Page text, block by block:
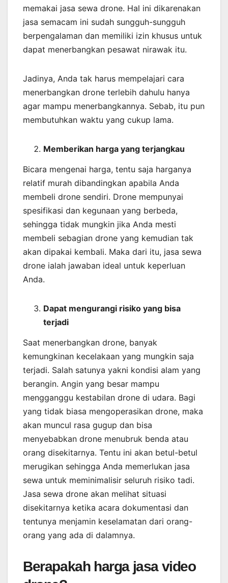
memakai jasa sewa drone. Hal ini dikarenakan
jasa semacam ini sudah sungguh-sungguh
berpengalaman dan memiliki izin khusus untuk
dapat menerbangkan pesawat nirawak itu.
Jadinya, Anda tak harus mempelajari cara
menerbangkan drone terlebih dahulu hanya
agar mampu menerbangkannya. Sebab, itu pun
membutuhkan waktu yang cukup lama.
Memberikan harga yang terjangkau
Bicara mengenai harga, tentu saja harganya
relatif murah dibandingkan apabila Anda
membeli drone sendiri. Drone mempunyai
spesifikasi dan kegunaan yang berbeda,
sehingga tidak mungkin jika Anda mesti
membeli sebagian drone yang kemudian tak
akan dipakai kembali. Maka dari itu, jasa sewa
drone ialah jawaban ideal untuk keperluan
Anda.
Dapat mengurangi risiko yang bisa
terjadi
Saat menerbangkan drone, banyak
kemungkinan kecelakaan yang mungkin saja
terjadi. Salah satunya yakni kondisi alam yang
berangin. Angin yang besar mampu
mengganggu kestabilan drone di udara. Bagi
yang tidak biasa mengoperasikan drone, maka
akan muncul rasa gugup dan bisa
menyebabkan drone menubruk benda atau
orang disekitarnya. Tentu ini akan betul-betul
merugikan sehingga Anda memerlukan jasa
sewa untuk meminimalisir seluruh risiko tadi.
Jasa sewa drone akan melihat situasi
disekitarnya ketika acara dokumentasi dan
tentunya menjamin keselamatan dari orang-
orang yang ada di dalamnya.
Berapakah harga jasa video